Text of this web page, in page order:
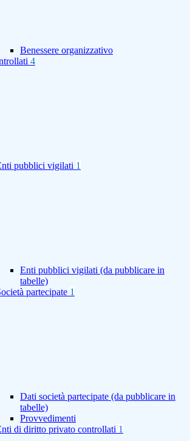
Benessere organizzativo
4
pubblici vigilati 1
Enti pubblici vigilati (da pubblicare in
tabelle)
partecipate 1
Dati società partecipate (da pubblicare in
tabelle)
Provvedimenti
di diritto privato controllati 1